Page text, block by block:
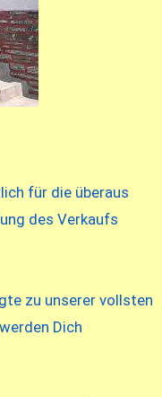
für die überaus
des Verkaufs
zu unserer vollsten
Dich